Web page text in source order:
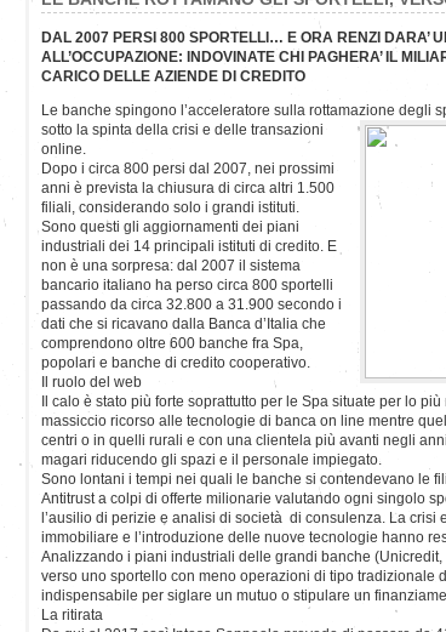
DAL 2007 PERSI 800 SPORTELLI… E ORA RENZI DARA’
ALL’OCCUPAZIONE: INDOVINATE CHI PAGHERA’ IL
CARICO DELLE AZIENDE DI CREDITO
Le banche spingono l’acceleratore sulla rottamazione degli
sotto la spinta della crisi e delle transazioni
online.
Dopo i circa 800 persi dal 2007, nei prossimi
anni è prevista la chiusura di circa altri 1.500
filiali, considerando solo i grandi istituti.
Sono questi gli aggiornamenti dei piani
industriali dei 14 principali istituti di credito. E
non è una sorpresa: dal 2007 il sistema
bancario italiano ha perso circa 800 sportelli
passando da circa 32.800 a 31.900 secondo i
dati che si ricavano dalla Banca d’Italia che
comprendono oltre 600 banche fra Spa,
popolari e banche di credito cooperativo.
Il ruolo del web
Il calo è stato più forte soprattutto per le Spa situate per lo
massiccio ricorso alle tecnologie di banca on line mentre
centri o in quelli rurali e con una clientela più avanti negli
magari riducendo gli spazi e il personale impiegato.
Sono lontani i tempi nei quali le banche si contendevano le
Antitrust a colpi di offerte milionarie valutando ogni singolo
l’ausilio di perizie e analisi di società di consulenza. La crisi
immobiliare e l’introduzione delle nuove tecnologie hanno
Analizzando i piani industriali delle grandi banche
verso uno sportello con meno operazioni di tipo tradizionale
indispensabile per siglare un mutuo o stipulare un
La ritirata